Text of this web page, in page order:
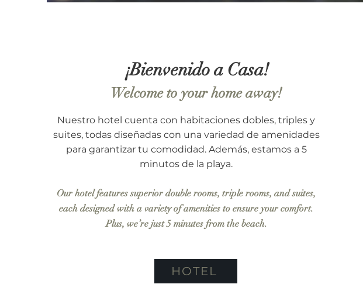
¡Bienvenido a Casa!
Welcome to your home away!
Nuestro hotel cuenta con habitaciones dobles, triples y
suites, todas diseñadas con una variedad de amenidades
para garantizar tu comodidad. Además, estamos a 5
minutos de la playa.
Our hotel features superior double rooms, triple rooms, and suites,
each designed with a variety of amenities to ensure your comfort.
Plus, we’re just 5 minutes from the beach.
HOTEL